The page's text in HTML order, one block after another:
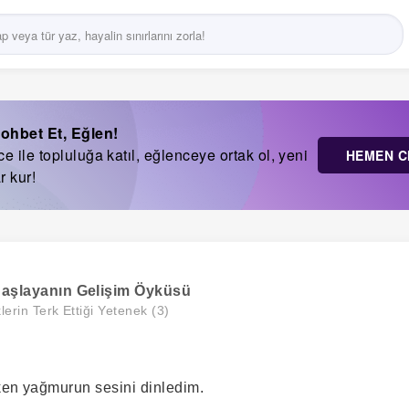
Et, Eğlen!
ile topluluğa katıl, eğlenceye ortak ol, yeni
kur!
HEMEN
Gelişim Öyküsü
Terk Ettiği Yetenek (3)
yağmurun sesini dinledim.